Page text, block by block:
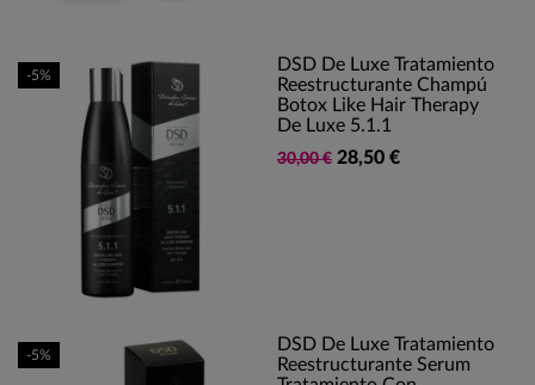
DSD De Luxe Tratamiento
Reestructurante Champú
Botox Like Hair Therapy
De Luxe 5.1.1
30,00 € 28,50 €
-5%
DSD De Luxe Tratamiento
Reestructurante Serum
-5%